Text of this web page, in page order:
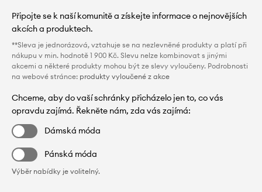
Připojte se k naší komunitě a získejte informace o nejnovějších
akcích a produktech.
**Sleva je jednorázová, vztahuje se na nezlevněné produkty a platí při
nákupu v min. hodnotě 1 900 Kč. Slevu nelze kombinovat s jinými
akcemi a některé produkty mohou být ze slevy vyloučeny. Podrobnosti
na webové stránce: produkty vyloučené z akce
Chceme, aby do vaší schránky přicházelo jen to, co vás
opravdu zajímá. Řekněte nám, zda vás zajímá:
Dámská móda
Pánská móda
Výběr nabídky je volitelný.